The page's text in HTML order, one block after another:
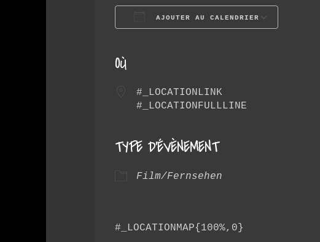
AJOUTER AU CALENDRIER
OÙ
#_LOCATIONLINK
#_LOCATIONFULLLINE
TYPE D’ÉVÈNEMENT
Film/Fernsehen
#_LOCATIONMAP{100%,0}